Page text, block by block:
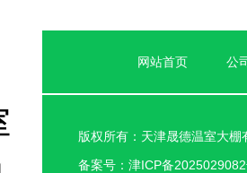
网站首页 公
版权所有：天津晟德温室大棚
备案号： 津ICP备